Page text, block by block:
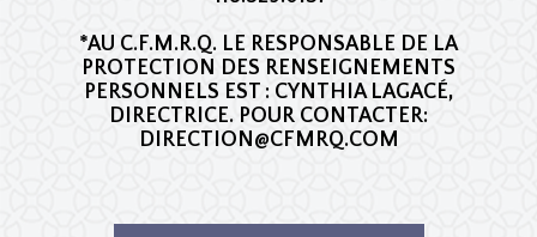
*AU C.F.M.R.Q. LE RESPONSABLE DE LA
PROTECTION DES RENSEIGNEMENTS
PERSONNELS EST : CYNTHIA LAGACÉ,
DIRECTRICE. POUR CONTACTER:
DIRECTION@CFMRQ.COM